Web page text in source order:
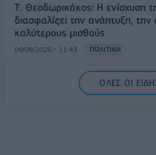
Τ. Θεοδωρικάκος: Η ενίσχυση
διασφαλίζει την ανάπτυξη, την
καλύτερους μισθούς
09/08/2026 - 11:43 ΠΟΛΙΤΙΚΗ
Υπ. Μεταφορών: Οριστική λύση
πινακίδων κυκλοφορίας - Τέλος
ΟΛΕΣ ΟΙ